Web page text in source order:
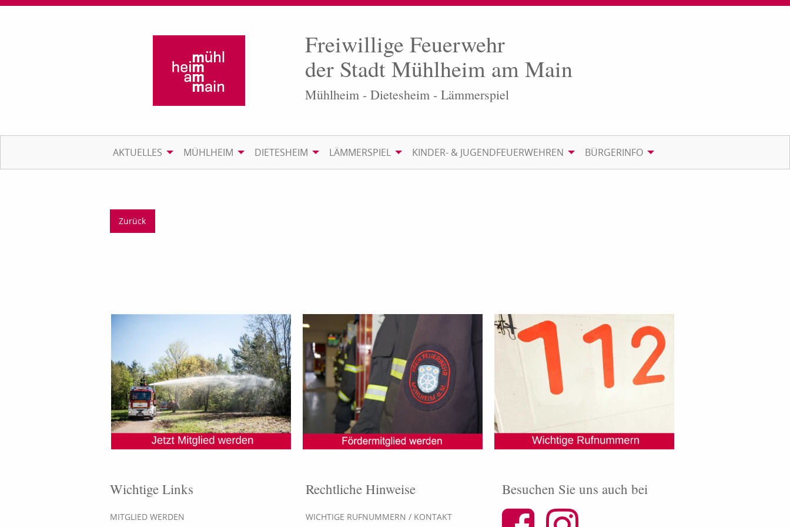
Freiwillige Feuerwehr
der Stadt Mühlheim am Main
Mühlheim - Dietesheim - Lämmerspiel
AKTUELLES MÜHLHEIM DIETESHEIM LÄMMERSPIEL KINDER- & JUGENDFEUERWEHREN BÜRGERINFO
Zurück
Wichtige Links
MITGLIED WERDEN
Rechtliche Hinweise
WICHTIGE RUFNUMMERN / KONTAKT
Besuchen Sie uns auch bei